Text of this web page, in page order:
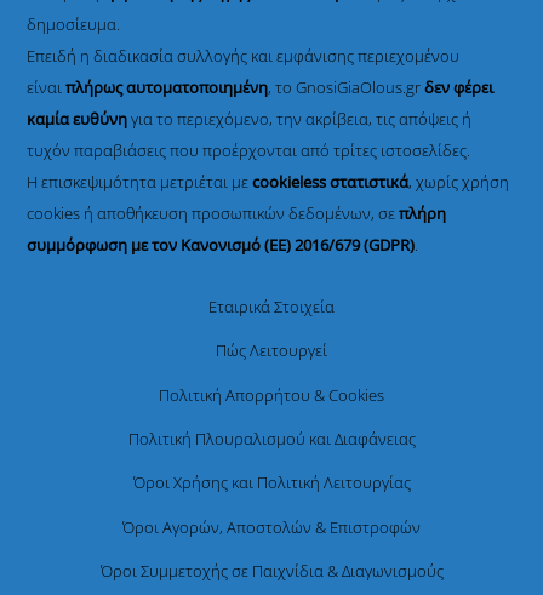
δημοσίευμα.
Επειδή η διαδικασία συλλογής και εμφάνισης περιεχομένου
είναιπλήρως αυτοματοποιημένη, το GnosiGiaOlous.grδεν φέρει
καμία ευθύνηγια το περιεχόμενο, την ακρίβεια, τις απόψεις ή
τυχόν παραβιάσεις που προέρχονται από τρίτες ιστοσελίδες.
Η επισκεψιμότητα μετριέται μεcookieless στατιστικά, χωρίς χρήση
cookies ή αποθήκευση προσωπικών δεδομένων, σεπλήρη
συμμόρφωση με τον Κανονισμό (ΕΕ) 2016/679 (GDPR).
Εταιρικά Στοιχεία
Πώς Λειτουργεί
Πολιτική Απορρήτου & Cookies
Πολιτική Πλουραλισμού και Διαφάνειας
Όροι Χρήσης και Πολιτική Λειτουργίας
Όροι Αγορών, Αποστολών & Επιστροφών
Όροι Συμμετοχής σε Παιχνίδια & Διαγωνισμούς